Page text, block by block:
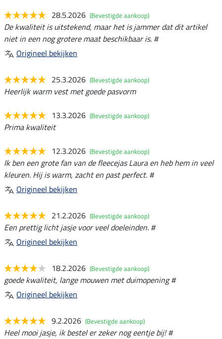
28.5.2026 (Bevestigde aankoop)
De kwaliteit is uitstekend, maar het is jammer dat dit artikel
niet in een nog grotere maat beschikbaar is. #
Origineel bekijken
25.3.2026 (Bevestigde aankoop)
Heerlijk warm vest met goede pasvorm
13.3.2026 (Bevestigde aankoop)
Prima kwaliteit
12.3.2026 (Bevestigde aankoop)
Ik ben een grote fan van de fleecejas Laura en heb hem in veel
kleuren. Hij is warm, zacht en past perfect. #
Origineel bekijken
21.2.2026 (Bevestigde aankoop)
Een prettig licht jasje voor veel doeleinden. #
Origineel bekijken
18.2.2026 (Bevestigde aankoop)
goede kwaliteit, lange mouwen met duimopening #
Origineel bekijken
9.2.2026 (Bevestigde aankoop)
Heel mooi jasje, ik bestel er zeker nog eentje bij! #